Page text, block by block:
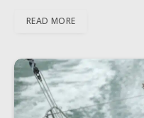
READ MORE